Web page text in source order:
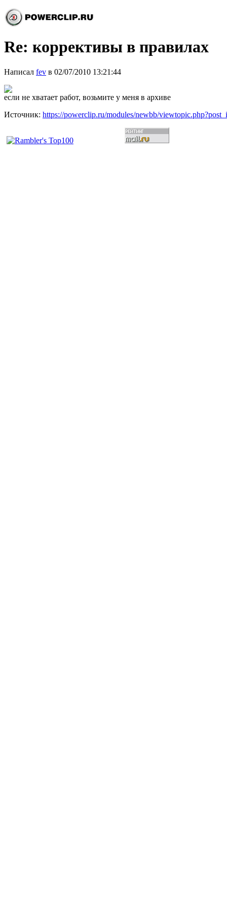
Re: коррективы в правилах
Написал fev в 02/07/2010 13:21:44
если не хватает работ, возьмите у меня в архиве
Источник: https://powerclip.ru/modules/newbb/